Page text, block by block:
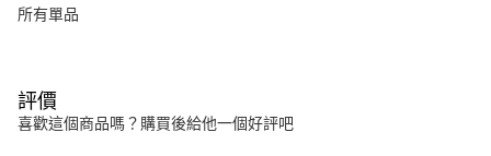
所有單品
評價
喜歡這個商品嗎？購買後給他一個好評吧